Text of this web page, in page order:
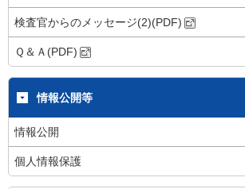
検査官からのメッセージ(2)(PDF)
Ｑ＆Ａ(PDF)
情報公開等
情報公開
個人情報保護